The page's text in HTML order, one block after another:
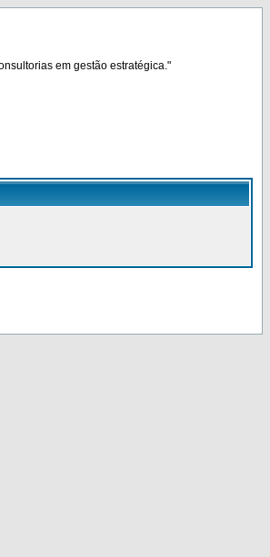
em gestão estratégica."